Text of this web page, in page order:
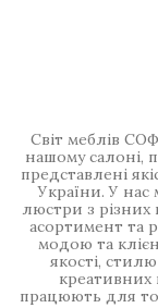
Світ меблів
нашому салоні,
представлені
України. У
люстри з різних
асортимент та
модою та
якості,
креативних
працюють для